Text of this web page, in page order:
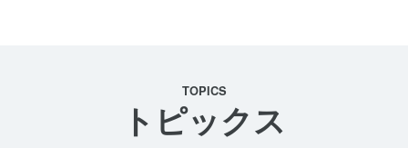
TOPICS
トピックス